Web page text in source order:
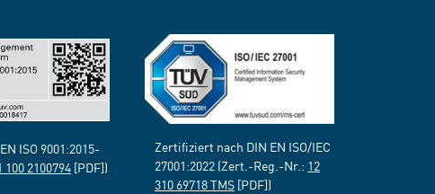
ISO 9001:2015-
100 2100794[PDF])
Zertifiziert nach DIN EN ISO/IEC
27001:2022 (Zert.-Reg.-Nr.: 12
310 69718 TMS [PDF])